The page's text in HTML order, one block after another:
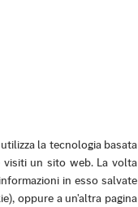
la tecnologia basata
un sito web. La volta
in esso salvate
oppure a un'altra pagina